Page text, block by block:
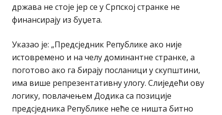
држава не стоје јер се у Српској странке не
финансирају из буџета.
Указао је: „Предсједник Републике ако није
истовремено и на челу доминантне странке, а
поготово ако га бирају посланици у скупштини,
има више репрезентативну улогу. Слиједећи ову
логику, повлачењем Додика са позиције
предсједника Републике неће се ништа битно